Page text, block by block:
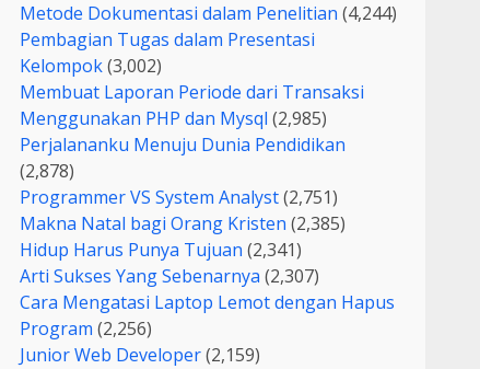
Metode Dokumentasi dalam Penelitian (4,244)
Pembagian Tugas dalam Presentasi
Kelompok(3,002)
Membuat Laporan Periode dari Transaksi
Menggunakan PHP dan Mysql (2,985)
Perjalananku Menuju Dunia Pendidikan
(2,878)
Programmer VS System Analyst(2,751)
Makna Natal bagi Orang Kristen (2,385)
Hidup Harus Punya Tujuan (2,341)
Arti Sukses Yang Sebenarnya (2,307)
Cara Mengatasi Laptop Lemot dengan Hapus
Program (2,256)
Junior Web Developer(2,159)